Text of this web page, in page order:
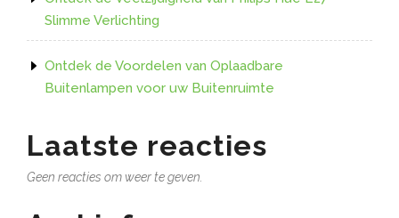
Slimme Verlichting
Ontdek de Voordelen van Oplaadbare
Buitenlampen voor uw Buitenruimte
Laatste reacties
Geen reacties om weer te geven.